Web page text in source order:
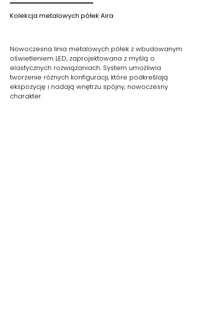
Kolekcja metalowych półek Aira
Nowoczesna linia metalowych półek z wbudowanym
oświetleniem LED, zaprojektowana z myślą o
elastycznych rozwiązaniach. System umożliwia
tworzenie różnych konfiguracji, które podkreślają
ekspozycję i nadają wnętrzu spójny, nowoczesny
charakter.